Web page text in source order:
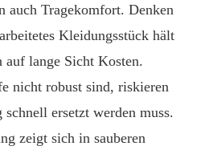
auch Tragekomfort. Denken
Kleidungsstück hält
auf lange Sicht Kosten.
nicht robust sind, riskieren
ersetzt werden muss.
zeigt sich in sauberen